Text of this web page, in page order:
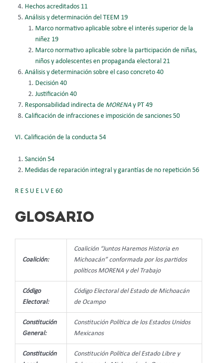
Hechos acreditados 11
Análisis y determinación del TEEM 19
Marco normativo aplicable sobre el interés superior de la
niñez 19
Marco normativo aplicable sobre la participación de niñas,
niños y adolescentes en propaganda electoral 21
Análisis y determinación sobre el caso concreto 40
Decisión 40
Justificación 40
Responsabilidad indirecta de MORENA y PT 49
Calificación de infracciones e imposición de sanciones 50
VI. Calificación de la conducta 54
Sanción 54
Medidas de reparación integral y garantías de no repetición 56
R E S U E L V E 60
GLOSARIO
Coalición:
Coalición “Juntos Haremos Historia en
Michoacán” conformada por los partidos
políticos MORENA y del Trabajo
Código
Electoral:
Código Electoral del Estado de Michoacán
de Ocampo
Constitución
General:
Constitución Política de los Estados Unidos
Mexicanos
Constitución
Constitución Política del Estado Libre y